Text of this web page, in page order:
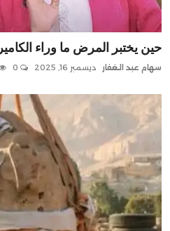
صحافة
تقارير
برامج
سياسة
فن
منوعات
حين يختبر المرض ما وراء الكاميرا
سهام عبد الغفار ديسمبر 16, 2025